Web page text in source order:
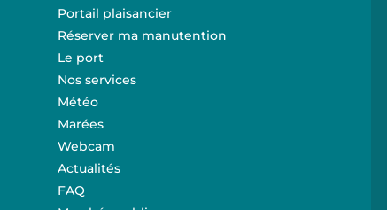
Portail plaisancier
Réserver ma manutention
Le port
Nos services
Météo
Marées
Webcam
Actualités
FAQ